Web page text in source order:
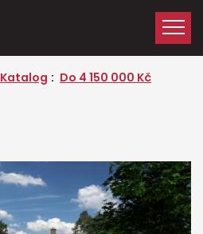
Katalog Do 4 150 000 Kč